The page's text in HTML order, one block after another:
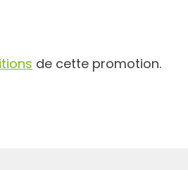
de cette promotion.